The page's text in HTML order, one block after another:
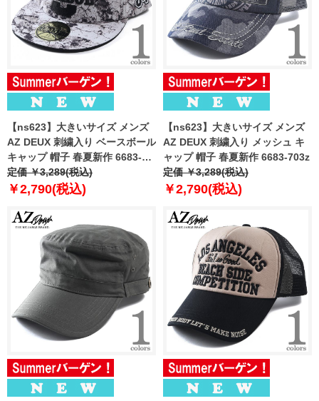
【ns623】大きいサイズ メンズ
AZ DEUX 刺繍入り ベースボール
キャップ 帽子 春夏新作 6683-
700z
定価 ￥3,289(税込)
￥2,790(税込)
【ns623】大きいサイズ メンズ
AZ DEUX 刺繍入り メッシュ キ
ャップ 帽子 春夏新作 6683-703z
定価 ￥3,289(税込)
￥2,790(税込)